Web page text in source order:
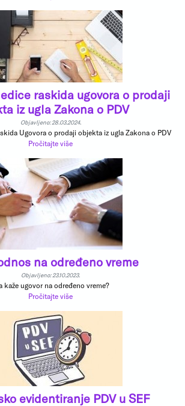
raskida ugovora o prodaji
iz ugla Zakona o PDV
Objavljeno: 28.03.2024.
Ugovora o prodaji objekta iz ugla Zakona o PDV
Pročitajte više
na određeno vreme
Objavljeno: 23.10.2023.
kaže ugovor na određeno vreme?
Pročitajte više
evidentiranje PDV u SEF